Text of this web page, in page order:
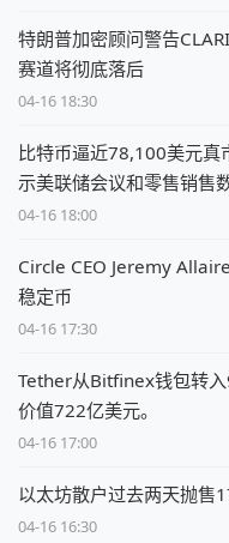
特朗普加密顾问警告
赛道将彻底落后
04-16 18:30
比特币逼近78,100美元
示美联储会议和零售销售
04-16 18:00
Circle CEO Jeremy
稳定币
04-16 17:30
Tether从Bitfinex钱包转入
价值722亿美元。
04-16 17:00
以太坊散户过去两天抛售
04-16 16:30